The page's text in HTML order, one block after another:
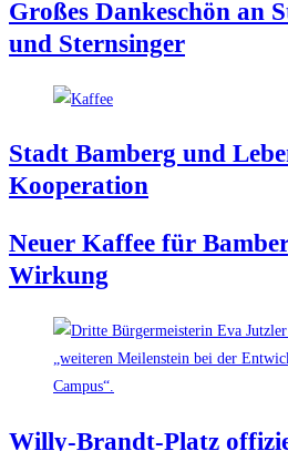
Gro­ßes Dan­ke­schön an
und Sternsinger
Stadt Bam­berg und
Kooperation
Neu­er Kaf­fee für
Wirkung
Wil­ly-Brandt-Platz